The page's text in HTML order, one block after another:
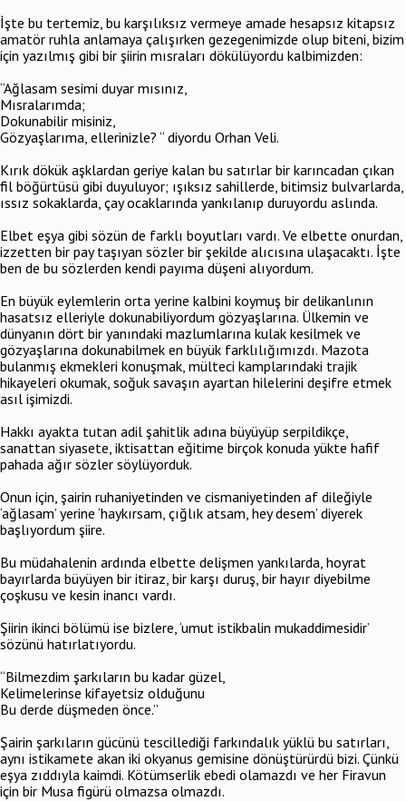
İşte bu tertemiz, bu karşılıksız vermeye amade hesapsız kitapsız
amatör ruhla anlamaya çalışırken gezegenimizde olup biteni, bizim
için yazılmış gibi bir şiirin mısraları dökülüyordu kalbimizden:
“Ağlasam sesimi duyar mısınız,
Mısralarımda;
Dokunabilir misiniz,
Gözyaşlarıma, ellerinizle? “ diyordu Orhan Veli.
Kırık dökük aşklardan geriye kalan bu satırlar bir karıncadan çıkan
fil böğürtüsü gibi duyuluyor; ışıksız sahillerde, bitimsiz bulvarlarda,
ıssız sokaklarda, çay ocaklarında yankılanıp duruyordu aslında.
Elbet eşya gibi sözün de farklı boyutları vardı. Ve elbette onurdan,
izzetten bir pay taşıyan sözler bir şekilde alıcısına ulaşacaktı. İşte
ben de bu sözlerden kendi payıma düşeni alıyordum.
En büyük eylemlerin orta yerine kalbini koymuş bir delikanlının
hasatsız elleriyle dokunabiliyordum gözyaşlarına. Ülkemin ve
dünyanın dört bir yanındaki mazlumlarına kulak kesilmek ve
gözyaşlarına dokunabilmek en büyük farklılığımızdı. Mazota
bulanmış ekmekleri konuşmak, mülteci kamplarındaki trajik
hikayeleri okumak, soğuk savaşın ayartan hilelerini deşifre etmek
asıl işimizdi.
Hakkı ayakta tutan adil şahitlik adına büyüyüp serpildikçe,
sanattan siyasete, iktisattan eğitime birçok konuda yükte hafif
pahada ağır sözler söylüyorduk.
Onun için, şairin ruhaniyetinden ve cismaniyetinden af dileğiyle
‘ağlasam’ yerine ‘haykırsam, çığlık atsam, hey desem’ diyerek
başlıyordum şiire.
Bu müdahalenin ardında elbette delişmen yankılarda, hoyrat
bayırlarda büyüyen bir itiraz, bir karşı duruş, bir hayır diyebilme
çoşkusu ve kesin inancı vardı.
Şiirin ikinci bölümü ise bizlere, ‘umut istikbalin mukaddimesidir’
sözünü hatırlatıyordu.
“Bilmezdim şarkıların bu kadar güzel,
Kelimelerinse kifayetsiz olduğunu
Bu derde düşmeden önce.”
Şairin şarkıların gücünü tescillediği farkındalık yüklü bu satırları,
aynı istikamete akan iki okyanus gemisine dönüştürürdü bizi. Çünkü
eşya zıddıyla kaimdi. Kötümserlik ebedi olamazdı ve her Firavun
için bir Musa figürü olmazsa olmazdı.